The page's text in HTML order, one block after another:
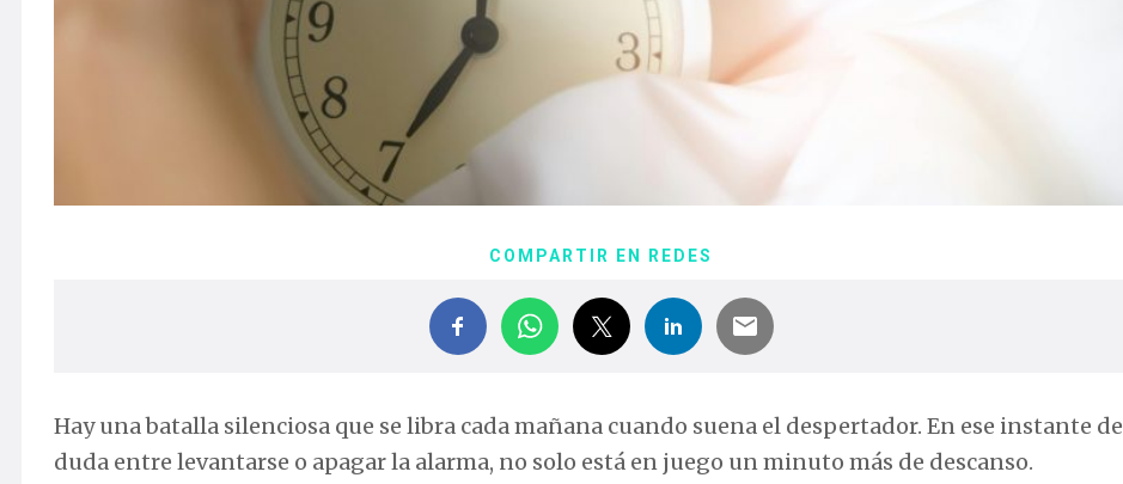
COMPARTIR EN REDES
Hay una batalla silenciosa que se libra cada mañana cuando suena el despertador. En ese instante de
duda entre levantarse o apagar la alarma, no solo está en juego un minuto más de descanso.